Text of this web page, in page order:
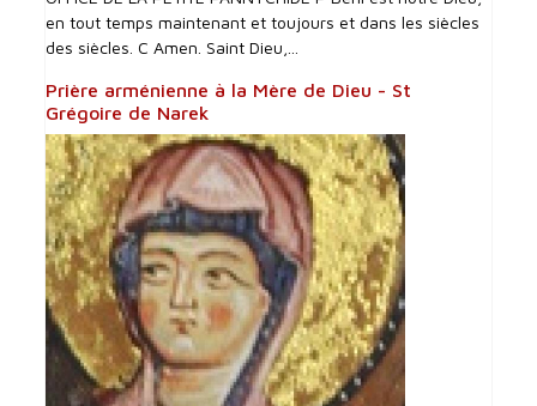
en tout temps maintenant et toujours et dans les siècles
des siècles. C Amen. Saint Dieu,...
Prière arménienne à la Mère de Dieu - St
Grégoire de Narek